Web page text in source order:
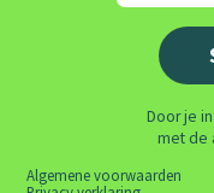
Door je
met de
Algemene voorwaarden